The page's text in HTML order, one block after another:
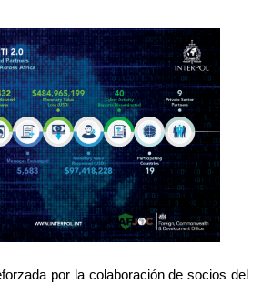
por la colaboración de socios del